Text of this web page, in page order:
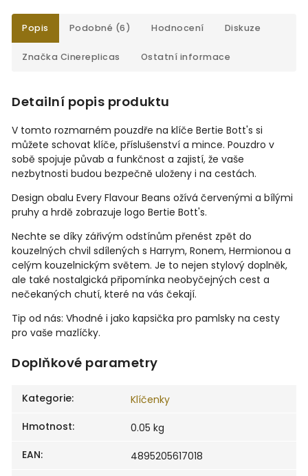
Popis Podobné (6) Hodnocení Diskuze
Značka Cinereplicas Ostatní informace
Detailní popis produktu
V tomto rozmarném pouzdře na klíče Bertie Bott's si
můžete schovat klíče, příslušenství a mince. Pouzdro v
sobě spojuje půvab a funkčnost a zajistí, že vaše
nezbytnosti budou bezpečně uloženy i na cestách.
Design obalu Every Flavour Beans ožívá červenými a bílými
pruhy a hrdě zobrazuje logo Bertie Bott's.
Nechte se díky zářivým odstínům přenést zpět do
kouzelných chvil sdílených s Harrym, Ronem, Hermionou a
celým kouzelnickým světem. Je to nejen stylový doplněk,
ale také nostalgická připomínka neobyčejných cest a
nečekaných chutí, které na vás čekají.
Tip od nás: Vhodné i jako kapsička pro pamlsky na cesty
pro vaše mazlíčky.
Doplňkové parametry
Kategorie:
Klíčenky
Hmotnost:
0.05 kg
EAN:
4895205617018